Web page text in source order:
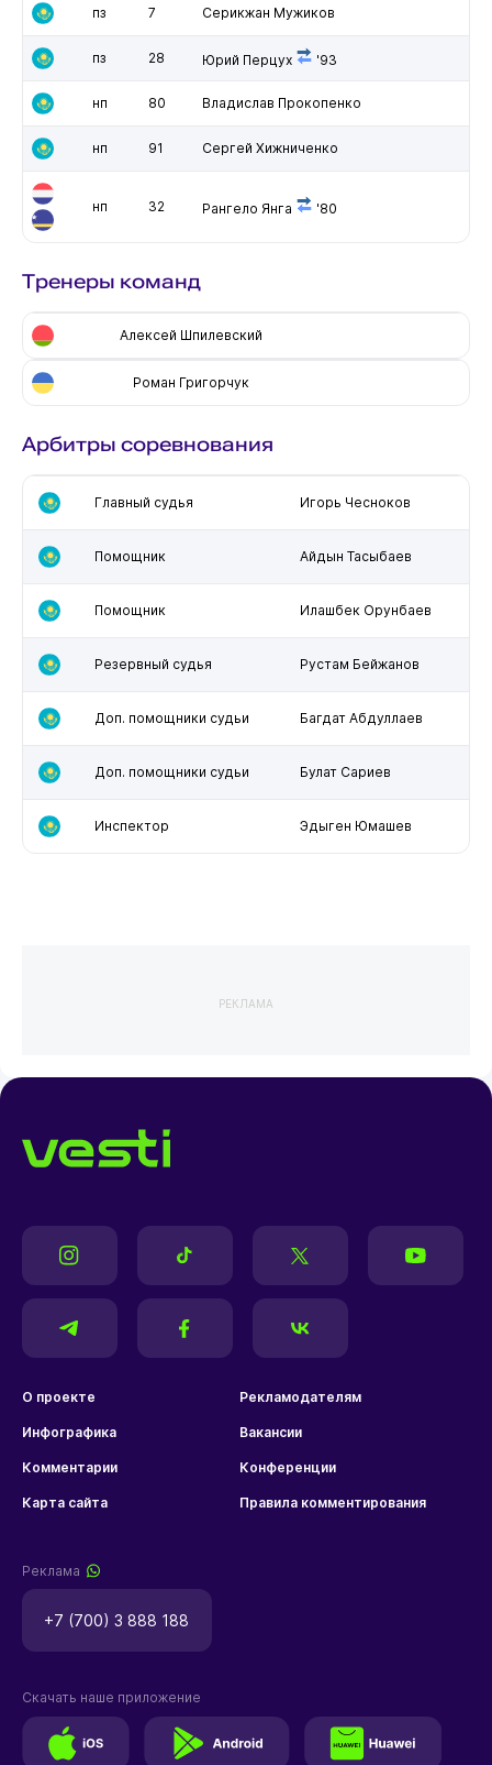
пз 7 Серикжан Мужиков
пз 28 Юрий Перцух '93
нп 80 Владислав Прокопенко
нп 91 Сергей Хижниченко
нп 32 Рангело Янга '80
Тренеры команд
Алексей Шпилевский
Роман Григорчук
Арбитры соревнования
Главный судья Игорь Чесноков
Помощник Айдын Тасыбаев
Помощник Илашбек Орунбаев
Резервный судья Рустам Бейжанов
Доп. помощники судьи Багдат Абдуллаев
Доп. помощники судьи Булат Сариев
Инспектор Эдыген Юмашев
РЕКЛАМА
О проекте Рекламодателям
Инфографика Вакансии
Комментарии Конференции
Карта сайта Правила комментирования
Реклама
+7 (700) 3 888 188
Скачать наше приложение